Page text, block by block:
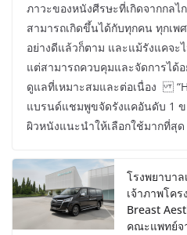
ภาวะของหนังศีรษะที่เกิดจากกลไ
สามารถเกิดขึ้นได้กับทุกคน ทุกเ
อย่างดีแล้วก็ตาม และแม้รังแคจะ
แต่สามารถควบคุมและจัดการได้
ดูแลที่เหมาะสมและต่อเนื่อง
แบรนด์แชมพูขจัดรังแคอันดับ 1
ผิวหนังแนะนำให้เลือกใช้มากที่สุด
โรงพยาบา
เจ้าภาพโค
Breast
คณะแพทย์จ